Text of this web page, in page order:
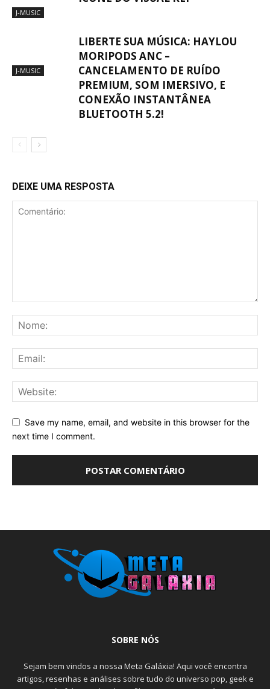
J-MUSIC
J-MUSIC
LIBERTE SUA MÚSICA: HAYLOU
MORIPODS ANC –
CANCELAMENTO DE RUÍDO
PREMIUM, SOM IMERSIVO, E
CONEXÃO INSTANTÂNEA
BLUETOOTH 5.2!
DEIXE UMA RESPOSTA
Save my name, email, and website in this browser for the
next time I comment.
SOBRE NÓS
Sejam bem vindos a nossa Meta Galáxia! Aqui você encontra
artigos, resenhas e análises sobre tudo do universo pop, geek e